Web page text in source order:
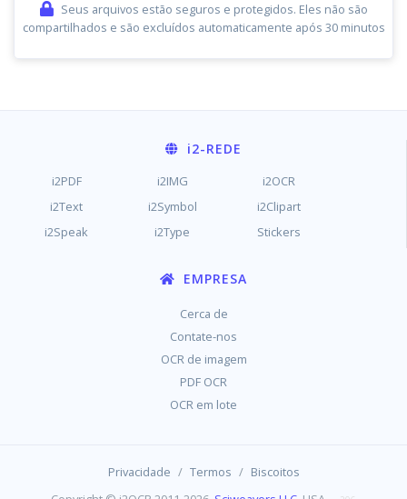
Seus arquivos estão seguros e protegidos. Eles não são
compartilhados e são excluídos automaticamente após 30 minutos
i2-REDE
i2PDF i2IMG
i2OCR
i2Text
i2Symbol
i2Clipart
i2Speak
i2Type Stickers
EMPRESA
Cerca de
Contate-nos
OCR de imagem
PDF OCR
OCR em lote
Privacidade / Termos / Biscoitos